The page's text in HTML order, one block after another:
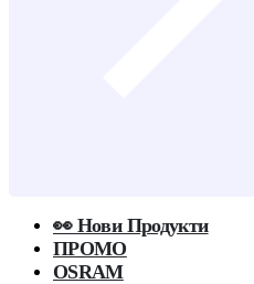
👀 Нови Продукти
ПРОМО
OSRAM